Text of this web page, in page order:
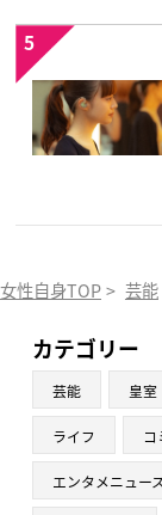
5
女性自身TOP > 芸能
カテゴリー
芸能 皇室
ライフ コ
エンタメニュース